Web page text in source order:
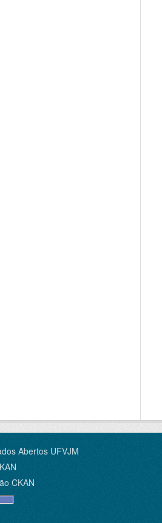
Abertos UFVJM
CKAN